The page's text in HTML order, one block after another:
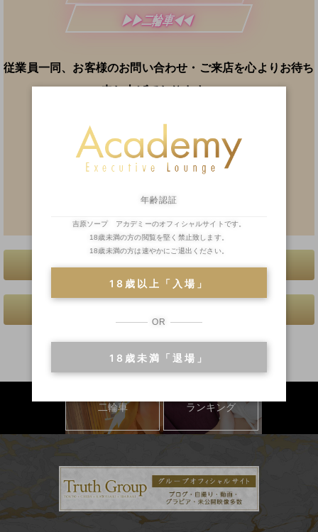
▶▶二輪車◀◀
従業員一同、お客様のお問い合わせ・ご来店を心よりお待ち
申し上げております。
TEL:03-3876-5110（8:00～）
前日予約
03-5808-2055
※メルマガ会員様・2輪車(13:30～)
一覧へ戻る
二輪車 ランキング
年齢認証
吉原ソープ アカデミーのオフィシャルサイトです。
18歳未満の方の閲覧を堅く禁止致します。
18歳未満の方は速やかにご退出ください。
18歳以上「入場」
OR
18歳未満「退場」